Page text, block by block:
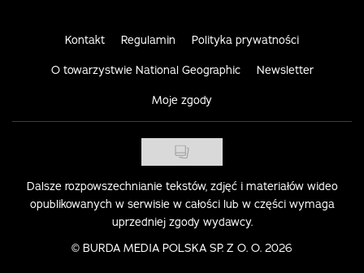
Kontakt Regulamin Polityka prywatności
O towarzystwie National Geographic Newsletter
Moje zgody
Dalsze rozpowszechnianie tekstów, zdjęć i materiałów wideo
opublikowanych w serwisie w całości lub w części wymaga
uprzedniej zgody wydawcy.
© BURDA MEDIA POLSKA SP. Z O. O. 2026